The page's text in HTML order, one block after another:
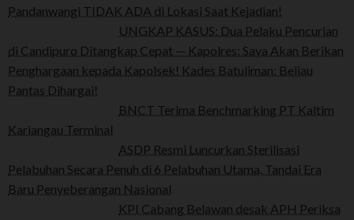
Pandanwangi TIDAK ADA di Lokasi Saat Kejadian!
UNGKAP KASUS: Dua Pelaku Pencurian
di Candipuro Ditangkap Cepat — Kapolres: Saya Akan Berikan
Penghargaan kepada Kapolsek! Kades Batuliman: Beliau
Pantas Dihargai!
BNCT Terima Benchmarking PT Kaltim
Kariangau Terminal
ASDP Resmi Luncurkan Sterilisasi
Pelabuhan Secara Penuh di 6 Pelabuhan Utama, Tandai Era
Baru Penyeberangan Nasional
KPI Cabang Belawan desak APH Periksa